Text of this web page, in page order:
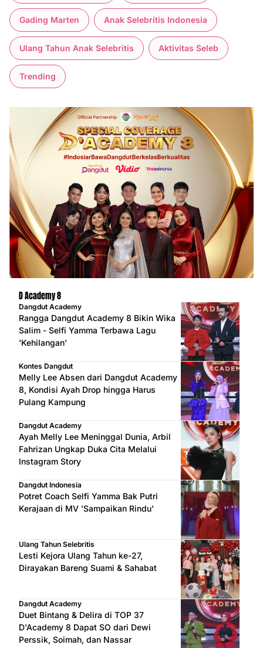
Gading Marten Anak Selebritis Indonesia
Ulang Tahun Anak Selebritis Aktivitas Seleb
Trending
D Academy 8
Dangdut Academy
Rangga Dangdut Academy 8 Bikin Wika
Salim - Selfi Yamma Terbawa Lagu
'Kehilangan'
Kontes Dangdut
Melly Lee Absen dari Dangdut Academy
8, Kondisi Ayah Drop hingga Harus
Pulang Kampung
Dangdut Academy
Ayah Melly Lee Meninggal Dunia, Arbil
Fahrizan Ungkap Duka Cita Melalui
Instagram Story
Dangdut Indonesia
Potret Coach Selfi Yamma Bak Putri
Kerajaan di MV 'Sampaikan Rindu'
Ulang Tahun Selebritis
Lesti Kejora Ulang Tahun ke-27,
Dirayakan Bareng Suami & Sahabat
Dangdut Academy
Duet Bintang & Delira di TOP 37
D'Academy 8 Dapat SO dari Dewi
Perssik, Soimah, dan Nassar